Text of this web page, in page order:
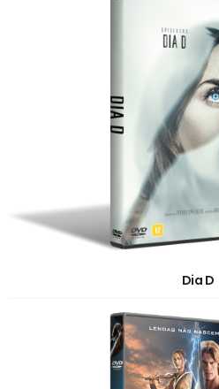
Dia D